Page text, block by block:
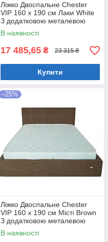
Ліжко Двоспальне Chester
VIP 160 х 190 см Лаки White
З додатковою металевою
цільнозварною рамою Білий
В наявності
17 485,65 ₴ 23 315 ₴
Купити
–25%
Ліжко Двоспальне Chester
VIP 160 х 190 см Місті Brown
З додатковою металевою
цільнозварною рамою
Коричневий
В наявності